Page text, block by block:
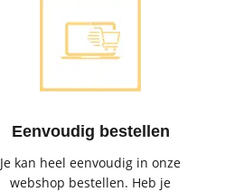
Eenvoudig bestellen
Je kan heel eenvoudig in onze
webshop bestellen. Heb je